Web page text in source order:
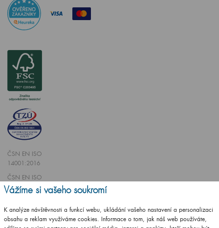
ČSN EN ISO
14001:2016
ČSN EN ISO
9001:2016
Vážíme si vašeho soukromí
K analýze návštěvnosti a funkcí webu, ukládání vašeho nastavení a personalizaci
obsahu a reklam využíváme cookies. Informace o tom, jak náš web používáte,